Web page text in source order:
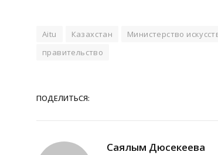
Aitu Казахстан Министерство
правительство
ПОДЕЛИТЬСЯ:
Саялым Дюсекеева